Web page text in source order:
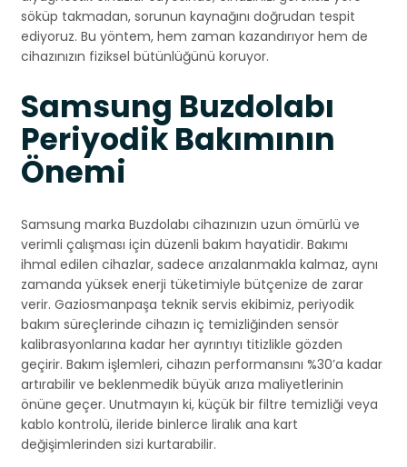
söküp takmadan, sorunun kaynağını doğrudan tespit
ediyoruz. Bu yöntem, hem zaman kazandırıyor hem de
cihazınızın fiziksel bütünlüğünü koruyor.
Samsung Buzdolabı
Periyodik Bakımının
Önemi
Samsung marka Buzdolabı cihazınızın uzun ömürlü ve
verimli çalışması için düzenli bakım hayatidir. Bakımı
ihmal edilen cihazlar, sadece arızalanmakla kalmaz, aynı
zamanda yüksek enerji tüketimiyle bütçenize de zarar
verir. Gaziosmanpaşa teknik servis ekibimiz, periyodik
bakım süreçlerinde cihazın iç temizliğinden sensör
kalibrasyonlarına kadar her ayrıntıyı titizlikle gözden
geçirir. Bakım işlemleri, cihazın performansını %30’a kadar
artırabilir ve beklenmedik büyük arıza maliyetlerinin
önüne geçer. Unutmayın ki, küçük bir filtre temizliği veya
kablo kontrolü, ileride binlerce liralık ana kart
değişimlerinden sizi kurtarabilir.